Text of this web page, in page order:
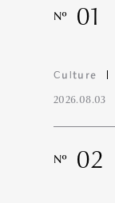
Nº 01
Culture
2026.08.03
Nº 02